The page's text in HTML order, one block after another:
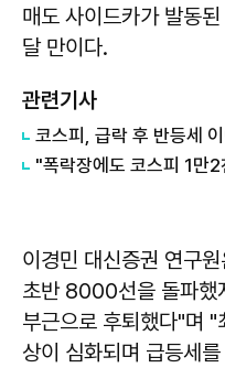
매도 사이드카가 발동
달 만이다.
관련기사
이경민 대신증권 연구
초반 8000선을 돌파했
부근으로 후퇴했다"며
상이 심화되며 급등세